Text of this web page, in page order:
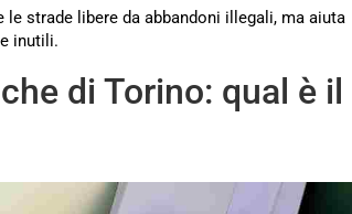
strade libere da abbandoni illegali, ma aiuta
inutili.
di Torino: qual è il